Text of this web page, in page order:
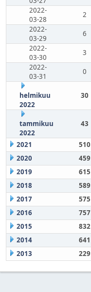
2022-
03-28
2
2022-
03-29
6
2022-
03-30
3
2022-
03-31
0
helmikuu
2022
30
tammikuu
2022
43
2021 510
2020
459
2019
615
2018
589
2017
575
2016
757
2015
832
2014
641
2013
229